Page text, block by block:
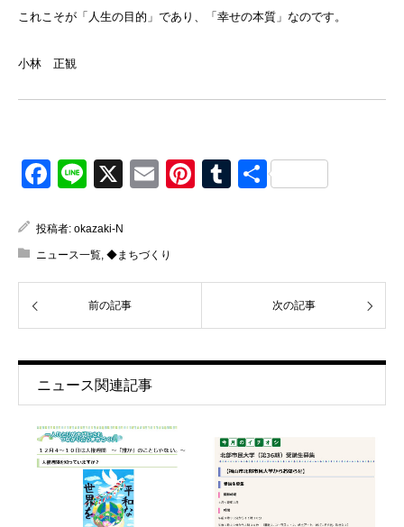
これこそが「人生の目的」であり、「幸せの本質」なのです。
小林 正観
Facebook
Line
X EmailPinterest
Tumblr
共
投稿者: okazaki-N
ニュース一覧 ◆まちづくり
前の記事 次の記事
ニュース関連記事